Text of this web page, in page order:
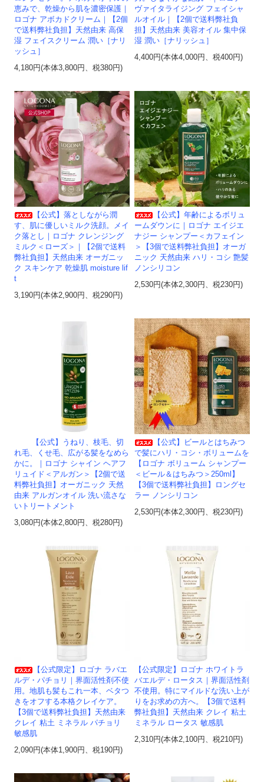
恵みで、乾燥から肌を濃密保護｜
ロゴナ アボカドクリーム｜【2個
で送料弊社負担】天然由来 高保
湿 フェイスクリーム 潤い［ナリ
ッシュ］
4,180円(本体3,800円、税380円)
ヴァイタライジング フェイシャ
ルオイル｜【2個で送料弊社負
担】天然由来 美容オイル 集中保
湿 潤い［ナリッシュ］
4,400円(本体4,000円、税400円)
【公式】落としながら潤
す、肌に優しいミルク洗顔。メイ
ク落とし｜ロゴナ クレンジング
ミルク＜ローズ＞｜【2個で送料
弊社負担】天然由来 オーガニッ
ク スキンケア 乾燥肌 moisture lif
t
3,190円(本体2,900円、税290円)
【公式】年齢によるボリュ
ームダウンに｜ロゴナ エイジエ
ナジー シャンプー＜カフェイン
＞【3個で送料弊社負担】オーガ
ニック 天然由来 ハリ・コシ 艶髪
ノンシリコン
2,530円(本体2,300円、税230円)
【公式】うねり、枝毛、切
れ毛、くせ毛、広がる髪をなめら
かに。｜ロゴナ シャイン ヘアフ
リュイド＜アルガン＞【2個で送
料弊社負担】オーガニック 天然
由来 アルガンオイル 洗い流さな
いトリートメント
3,080円(本体2,800円、税280円)
【公式】ビールとはちみつ
で髪にハリ・コシ・ボリュームを
【ロゴナ ボリューム シャンプー
＜ビール＆はちみつ＞250ml】
【3個で送料弊社負担】ロングセ
ラー ノンシリコン
2,530円(本体2,300円、税230円)
【公式限定】ロゴナ ラバエ
ルデ・パチョリ｜界面活性剤不使
用。地肌も髪もこれ一本、ベタつ
きをオフする本格クレイケア。
【3個で送料弊社負担】天然由来
クレイ 粘土 ミネラル パチョリ
敏感肌
2,090円(本体1,900円、税190円)
【公式限定】ロゴナ ホワイトラ
バエルデ・ロータス｜界面活性剤
不使用。特にマイルドな洗い上が
りをお求めの方へ。【3個で送料
弊社負担】天然由来 クレイ 粘土
ミネラル ロータス 敏感肌
2,310円(本体2,100円、税210円)